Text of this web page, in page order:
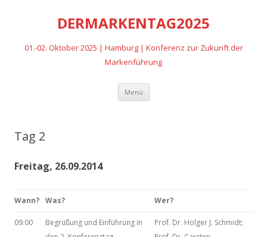
DERMARKENTAG2025
01.-02. Oktober 2025 | Hamburg | Konferenz zur Zukunft der
Markenführung
Menü Zum
springen
Tag 2
Freitag, 26.09.2014
Wann? Was? Wer?
09.00
Begrüßung und Einführung in
Prof. Dr. Holger J. Schmidt;